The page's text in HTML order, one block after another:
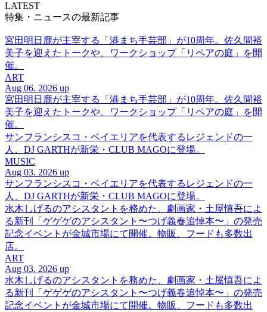
LATEST
特集・ニュースの最新記事
宮田明日鹿が主宰する「港まち手芸部」が10周年。佐久間裕
美子を迎えたトークや、ワークショップ「リペアの庭」を開
催。
ART
Aug 06. 2026 up
宮田明日鹿が主宰する「港まち手芸部」が10周年。佐久間裕
美子を迎えたトークや、ワークショップ「リペアの庭」を開
催。
サンフランシスコ・ベイエリアを代表するレジェンドの一
人、DJ GARTHが新栄・CLUB MAGOに登場。
MUSIC
Aug 03. 2026 up
サンフランシスコ・ベイエリアを代表するレジェンドの一
人、DJ GARTHが新栄・CLUB MAGOに登場。
水木しげるのアシスタントを務めた、劇画家・土屋慎吾によ
る新刊「ゲゲゲのアシスタント〜つげ義春追悼本〜」の発売
記念イベントが金城市場にて開催。物販、フードも多数出
店。
ART
Aug 03. 2026 up
水木しげるのアシスタントを務めた、劇画家・土屋慎吾によ
る新刊「ゲゲゲのアシスタント〜つげ義春追悼本〜」の発売
記念イベントが金城市場にて開催。物販、フードも多数出